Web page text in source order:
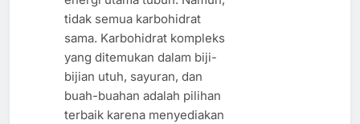
tidak semua karbohidrat
sama. Karbohidrat kompleks
yang ditemukan dalam biji-
bijian utuh, sayuran, dan
buah-buahan adalah pilihan
terbaik karena menyediakan